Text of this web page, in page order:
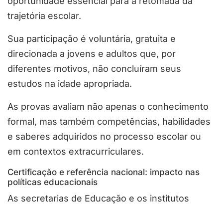
trajetória escolar.
Sua participação é voluntária, gratuita e
direcionada a jovens e adultos que, por
diferentes motivos, não concluíram seus
estudos na idade apropriada.
As provas avaliam não apenas o conhecimento
formal, mas também competências, habilidades
e saberes adquiridos no processo escolar ou
em contextos extracurriculares.
Certificação e referência nacional: impacto nas
políticas educacionais
As secretarias de Educação e os institutos